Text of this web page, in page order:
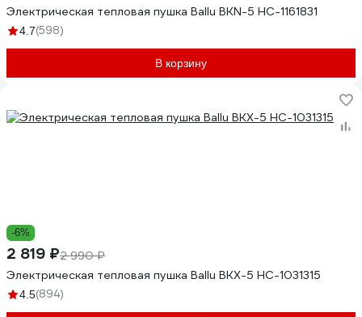
Электрическая тепловая пушка Ballu BKN-5 НС-1161831
4.7(598)
В корзину
-6%
2 819 ₽2 990 ₽
Электрическая тепловая пушка Ballu BKX-5 НС-1031315
4.5(894)